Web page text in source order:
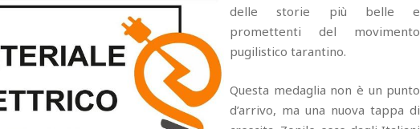
delle storie più belle e
promettenti del movimento
pugilistico tarantino.
Questa medaglia non è un punto
d’arrivo, ma una nuova tappa di